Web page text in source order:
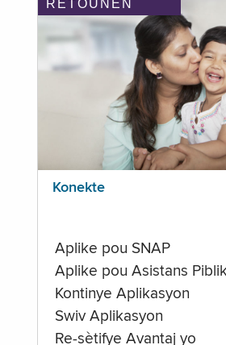
RETOUNEN
Konekte
Aplike pou SNAP
Aplike pou Asistans
Kontinye Aplikasyon
Swiv Aplikasyon
Re-sètifye Avantaj yo